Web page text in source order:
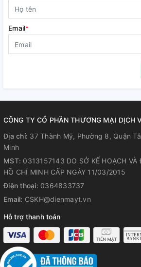
Email*
CÔNG TY CỔ PHẦN THƯƠNG MẠI DỊCH
Địa chỉ: 37 Thành Mỹ, Phường 8, Quận
Minh
MST: 0313157143 DO SỞ KẾ HOẠCH
HỒ CHÍ MINH CẤP NGÀY 11/03/2015
Điện thoại: 0364833737
Email: CSKH@dienmayt.vn
Hỗ trợ thanh toán